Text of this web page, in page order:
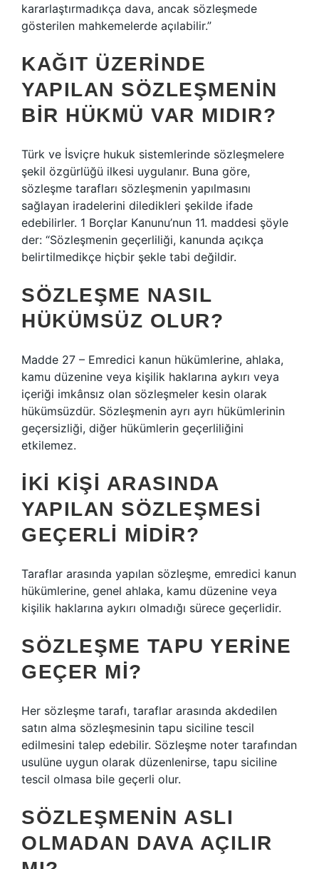
kararlaştırmadıkça dava, ancak sözleşmede
gösterilen mahkemelerde açılabilir.”
KAĞIT ÜZERINDE
YAPILAN SÖZLEŞMENIN
BIR HÜKMÜ VAR MIDIR?
Türk ve İsviçre hukuk sistemlerinde sözleşmelere
şekil özgürlüğü ilkesi uygulanır. Buna göre,
sözleşme tarafları sözleşmenin yapılmasını
sağlayan iradelerini diledikleri şekilde ifade
edebilirler. 1 Borçlar Kanunu’nun 11. maddesi şöyle
der: “Sözleşmenin geçerliliği, kanunda açıkça
belirtilmedikçe hiçbir şekle tabi değildir.
SÖZLEŞME NASIL
HÜKÜMSÜZ OLUR?
Madde 27 – Emredici kanun hükümlerine, ahlaka,
kamu düzenine veya kişilik haklarına aykırı veya
içeriği imkânsız olan sözleşmeler kesin olarak
hükümsüzdür. Sözleşmenin ayrı ayrı hükümlerinin
geçersizliği, diğer hükümlerin geçerliliğini
etkilemez.
İKI KIŞI ARASINDA
YAPILAN SÖZLEŞMESI
GEÇERLI MIDIR?
Taraflar arasında yapılan sözleşme, emredici kanun
hükümlerine, genel ahlaka, kamu düzenine veya
kişilik haklarına aykırı olmadığı sürece geçerlidir.
SÖZLEŞME TAPU YERINE
GEÇER MI?
Her sözleşme tarafı, taraflar arasında akdedilen
satın alma sözleşmesinin tapu siciline tescil
edilmesini talep edebilir. Sözleşme noter tarafından
usulüne uygun olarak düzenlenirse, tapu siciline
tescil olmasa bile geçerli olur.
SÖZLEŞMENIN ASLI
OLMADAN DAVA AÇILIR